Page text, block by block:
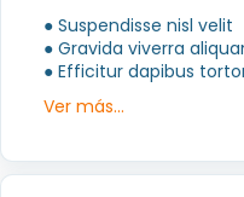
● Suspendisse nisl velit
● Gravida viverra
● Efficitur dapibus
Ver más...